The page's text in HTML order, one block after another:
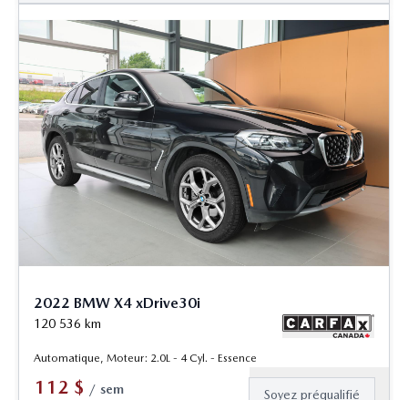
2022 BMW X4 xDrive30i
120 536 km
Automatique, Moteur: 2.0L - 4 Cyl. - Essence
112 $ / sem Soyez préqualifié